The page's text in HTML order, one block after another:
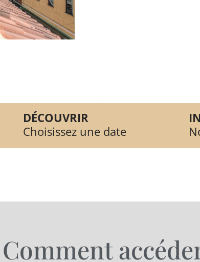
DÉCOUVRIR
Choisissez une date
Comment